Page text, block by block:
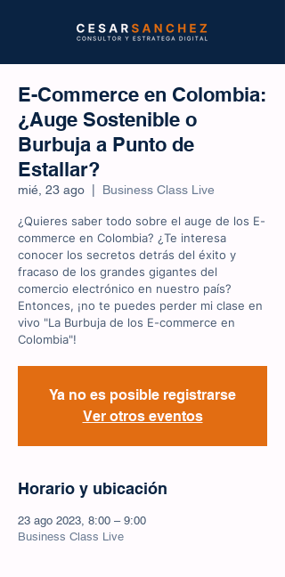
E-Commerce en Colombia:
¿Auge Sostenible o
Burbuja a Punto de
Estallar?
mié, 23 ago Business Class Live
¿Quieres saber todo sobre el auge de los E-
commerce en Colombia? ¿Te interesa
conocer los secretos detrás del éxito y
fracaso de los grandes gigantes del
comercio electrónico en nuestro país?
Entonces, ¡no te puedes perder mi clase en
vivo "La Burbuja de los E-commerce en
Colombia"!
Ya no es posible registrarse
Ver otros eventos
Horario y ubicación
23 ago 2023, 8:00 – 9:00
Business Class Live